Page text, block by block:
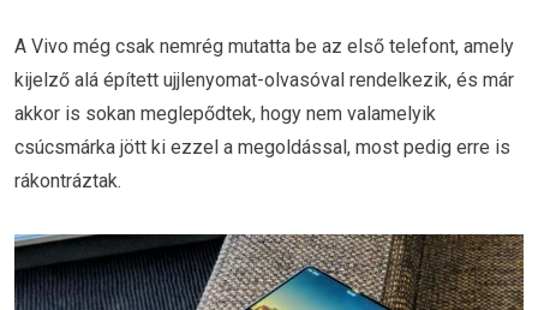
A Vivo még csak nemrég mutatta be az első telefont, amely
kijelző alá épített ujjlenyomat-olvasóval rendelkezik, és már
akkor is sokan meglepődtek, hogy nem valamelyik
csúcsmárka jött ki ezzel a megoldással, most pedig erre is
rákontráztak.